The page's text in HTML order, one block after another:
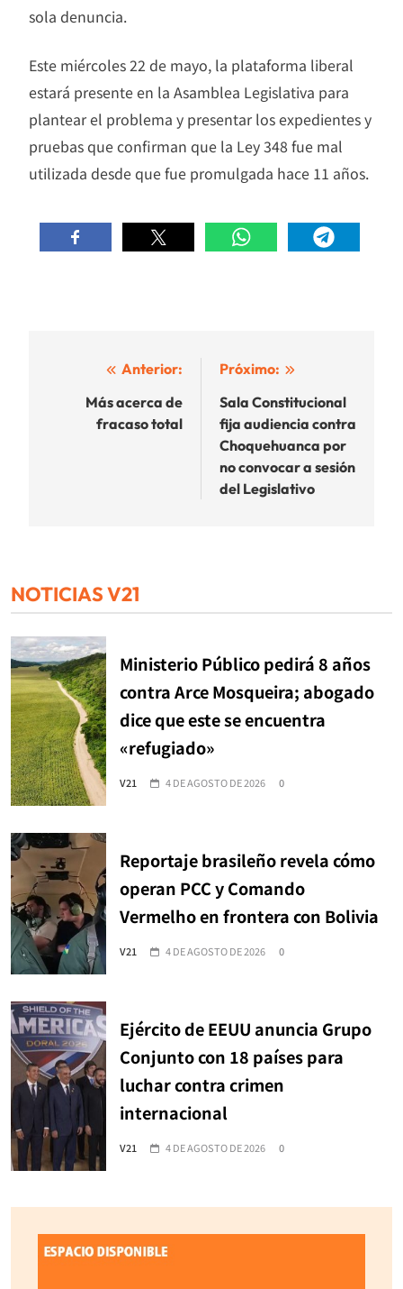
sola denuncia.
Este miércoles 22 de mayo, la plataforma liberal
estará presente en la Asamblea Legislativa para
plantear el problema y presentar los expedientes y
pruebas que confirman que la Ley 348 fue mal
utilizada desde que fue promulgada hace 11 años.
Navegación
entradas
Anterior:
Más acerca de
fracaso total
Próximo:
Sala Constitucional
fija audiencia contra
Choquehuanca por
no convocar a sesión
del Legislativo
NOTICIAS V21
Ministerio Público pedirá 8 años
contra Arce Mosqueira; abogado
dice que este se encuentra
«refugiado»
V21 4 DE AGOSTO DE 2026 0
Reportaje brasileño revela cómo
operan PCC y Comando
Vermelho en frontera con Bolivia
V21 4 DE AGOSTO DE 2026 0
Ejército de EEUU anuncia Grupo
Conjunto con 18 países para
luchar contra crimen
internacional
V21 4 DE AGOSTO DE 2026 0